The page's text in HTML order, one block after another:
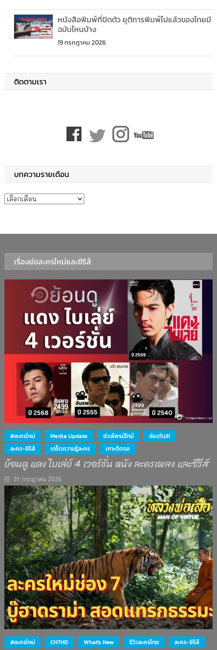
หนังสือพิมพ์ที่ปิดตัว ยุติการพิมพ์ไปแล้วของไทยมี
ฉบับไหนบ้าง
19 กรกฎาคม 2026
ติดตามเรา
บทความรายเดือน
บทความรายเดือน
เรื่องย่อละครใหม่และซีรีส์
#ละครใหม่ Media Update ช่วงไพรม์ไทม์
ช่องวัน31
ละคร-ซีรีส์
เกร็ดความรู้ละคร เกาะติดจอ
ย้อนดู แดง ไบเล่ย์ 4 เวอร์ชั่น หนัง ละครเพลง และซีรีส์
31 กรกฎาคม 2026
#ละครใหม่ CH7HD What's New รีวิวละครไทย
ละคร-ซีรีส์